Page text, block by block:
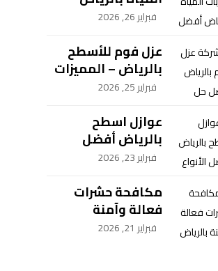
أفضل خدمة بأحدث
للمقاولات
فبراير 26, 2026
عزل فوم للأسطح
بالرياض – المميزات
و الخطوات
فبراير 25, 2026
عوازل اسطح
بالرياض أفضل
الأنواع والحماية –
للمقاولات
فبراير 23, 2026
مكافحة حشرات
فعالة وآمنة
بالرياض
فبراير 21, 2026